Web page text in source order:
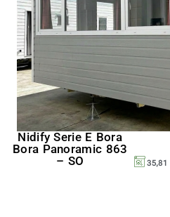
Nidify Serie E Bora
Bora Panoramic 863
– SO
35,81